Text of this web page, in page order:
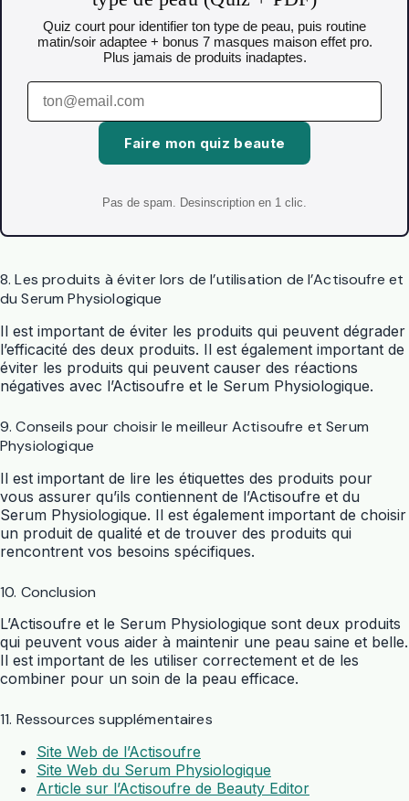
Quiz court pour identifier ton type de peau, puis routine
matin/soir adaptee + bonus 7 masques maison effet pro.
Plus jamais de produits inadaptes.
Faire mon quiz beaute
Pas de spam. Desinscription en 1 clic.
8. Les produits à éviter lors de l’utilisation de l’Actisoufre et
du Serum Physiologique
Il est important de éviter les produits qui peuvent dégrader
l’efficacité des deux produits. Il est également important de
éviter les produits qui peuvent causer des réactions
négatives avec l’Actisoufre et le Serum Physiologique.
9. Conseils pour choisir le meilleur Actisoufre et Serum
Physiologique
Il est important de lire les étiquettes des produits pour
vous assurer qu’ils contiennent de l’Actisoufre et du
Serum Physiologique. Il est également important de choisir
un produit de qualité et de trouver des produits qui
rencontrent vos besoins spécifiques.
10. Conclusion
L’Actisoufre et le Serum Physiologique sont deux produits
qui peuvent vous aider à maintenir une peau saine et belle.
Il est important de les utiliser correctement et de les
combiner pour un soin de la peau efficace.
11. Ressources supplémentaires
Site Web de l’Actisoufre
Site Web du Serum Physiologique
Article sur l’Actisoufre de Beauty Editor